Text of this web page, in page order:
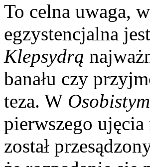
To celna uwaga,
egzystencjalna
Klepsydrą
banału czy
teza. W
pierwszego
został